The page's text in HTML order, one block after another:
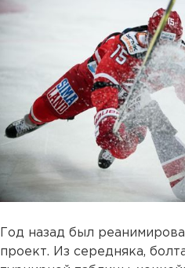
Год назад был
проект. Из середняка,